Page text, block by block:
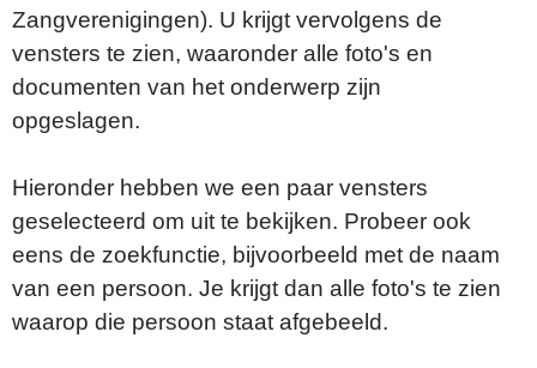
Zangverenigingen). U krijgt vervolgens de
vensters te zien, waaronder alle foto's en
documenten van het onderwerp zijn
opgeslagen.
Hieronder hebben we een paar vensters
geselecteerd om uit te bekijken. Probeer ook
eens de zoekfunctie, bijvoorbeeld met de naam
van een persoon. Je krijgt dan alle foto's te zien
waarop die persoon staat afgebeeld.